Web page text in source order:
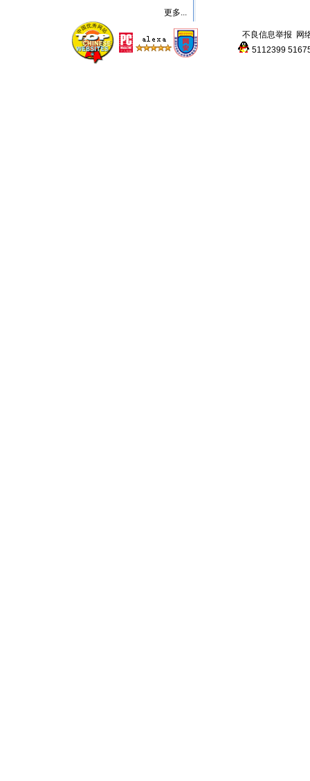
更多...
不良信息举报 网
5112399